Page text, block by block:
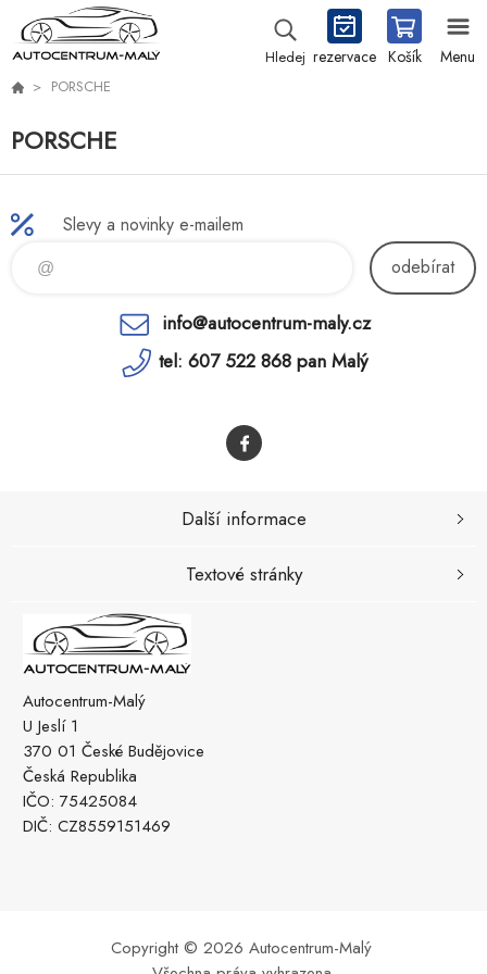
Hledej rezervace Košík Menu
PORSCHE
PORSCHE
Slevy a novinky e-mailem
odebírat
info@autocentrum-maly.cz
tel: 607 522 868 pan Malý
Autocentrum-Malý
U Jeslí 1
370 01 České Budějovice
Česká Republika
IČO: 75425084
DIČ: CZ8559151469
Další informace
Textové stránky
Copyright © 2026 Autocentrum-Malý